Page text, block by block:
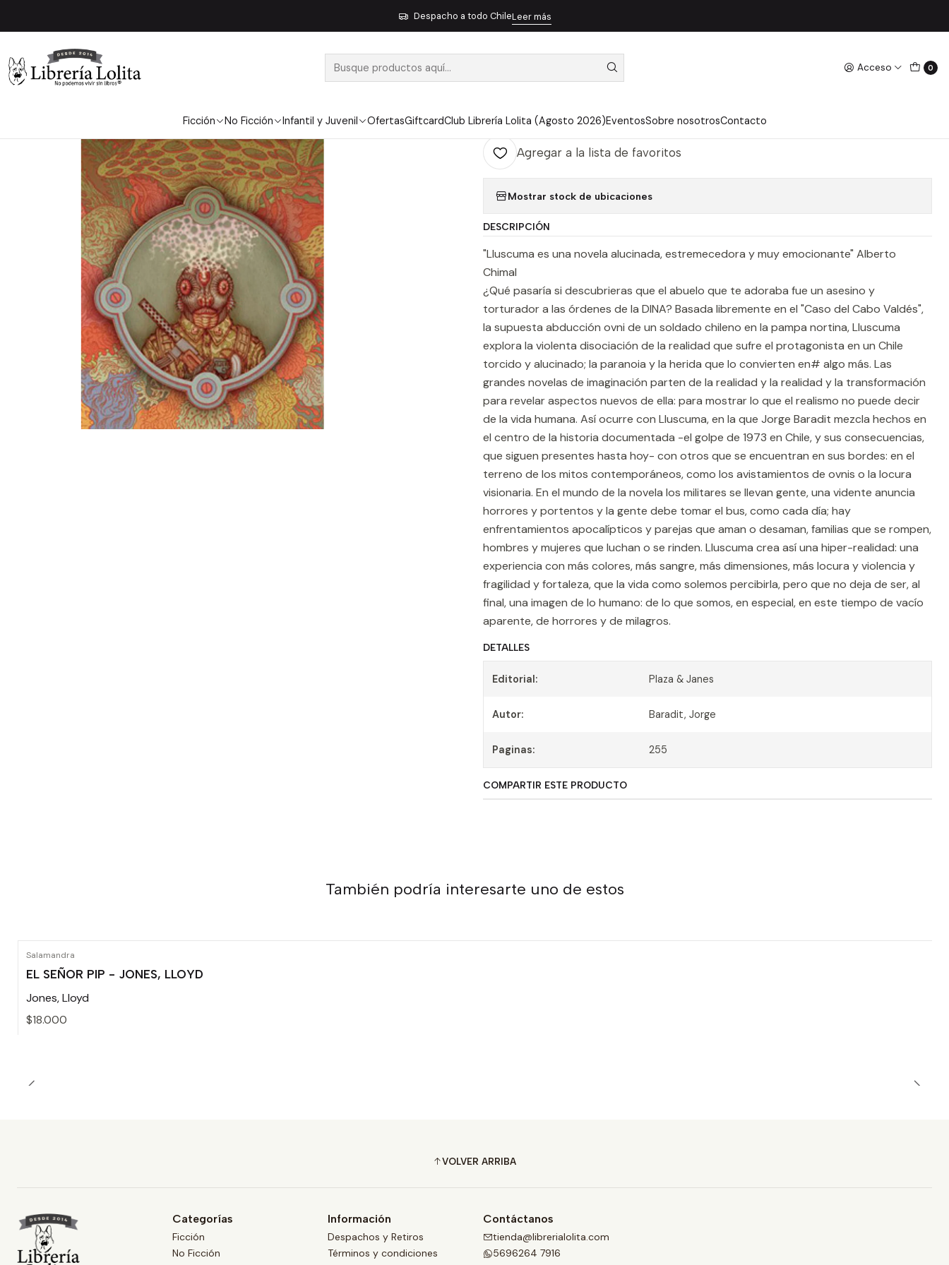
Acceso 0
Ficción No Ficción Infantil y Juvenil OfertasGiftcardClub Librería Lolita (Agosto 2026)EventosSobre nosotrosContacto
Despacho a todo ChileLeer más
Pendiente 32 Lluscuma - Baradit, Jorge
LLUSCUMA - BARADIT, JORGE
Cantidad
Agregar a la lista de favoritos
Mostrar stock de ubicaciones
DESCRIPCIÓN
"Lluscuma es una novela alucinada, estremecedora y muy emocionante" Alberto
Chimal
¿Qué pasaría si descubrieras que el abuelo que te adoraba fue un asesino y
torturador a las órdenes de la DINA? Basada libremente en el "Caso del Cabo Valdés",
la supuesta abducción ovni de un soldado chileno en la pampa nortina, Lluscuma
explora la violenta disociación de la realidad que sufre el protagonista en un Chile
torcido y alucinado; la paranoia y la herida que lo convierten en# algo más. Las
grandes novelas de imaginación parten de la realidad y la realidad y la transformación
para revelar aspectos nuevos de ella: para mostrar lo que el realismo no puede decir
de la vida humana. Así ocurre con Lluscuma, en la que Jorge Baradit mezcla hechos en
el centro de la historia documentada -el golpe de 1973 en Chile, y sus consecuencias,
que siguen presentes hasta hoy- con otros que se encuentran en sus bordes: en el
terreno de los mitos contemporáneos, como los avistamientos de ovnis o la locura
visionaria. En el mundo de la novela los militares se llevan gente, una vidente anuncia
horrores y portentos y la gente debe tomar el bus, como cada día; hay
enfrentamientos apocalípticos y parejas que aman o desaman, familias que se rompen,
hombres y mujeres que luchan o se rinden. Lluscuma crea así una hiper-realidad: una
experiencia con más colores, más sangre, más dimensiones, más locura y violencia y
fragilidad y fortaleza, que la vida como solemos percibirla, pero que no deja de ser, al
final, una imagen de lo humano: de lo que somos, en especial, en este tiempo de vacío
aparente, de horrores y de milagros.
DETALLES
Editorial: Plaza & Janes
Autor: Baradit, Jorge
Paginas: 255
COMPARTIR ESTE PRODUCTO
También podría interesarte uno de estos
Salamandra
EL SEÑOR PIP - JONES, LLOYD
Jones, Lloyd
$18.000
VOLVER ARRIBA
Categorías
Ficción
No Ficción
Información
Despachos y Retiros
Términos y condiciones
Contáctanos
tienda@librerialolita.com
5696264 7916